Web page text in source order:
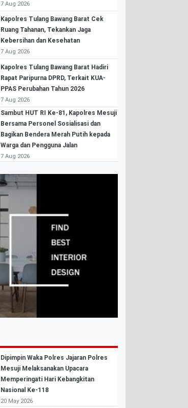
7 Aug 2026
Kapolres Tulang Bawang Barat Cek
Ruang Tahanan, Tekankan Jaga
Kebersihan dan Kesehatan
7 Aug 2026
Kapolres Tulang Bawang Barat Hadiri
Rapat Paripurna DPRD, Terkait KUA-
PPAS Perubahan Tahun 2026
7 Aug 2026
Sambut HUT RI Ke-81, Kapolres Mesuji
Bersama Personel Sosialisasi dan
Bagikan Bendera Merah Putih kepada
Warga dan Pengguna Jalan
7 Aug 2026
Dipimpin Waka Polres Jajaran Polres
Mesuji Melaksanakan Upacara
Memperingati Hari Kebangkitan
Nasional Ke-118
20 May 2026